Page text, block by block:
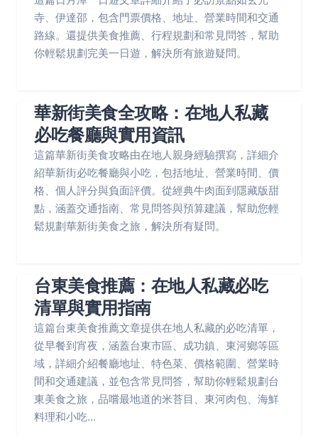
寺、伊達邵，包含門票價格、地址、營業時間和交通
路線。還提供美食推薦、行程規劃和常見問答，幫助
你輕鬆規劃完美一日遊，解決所有旅遊疑問。
華新街美食全攻略：在地人私藏
必吃餐廳與實用資訊
這篇華新街美食攻略由在地人親身經驗撰寫，詳細介
紹華新街必吃餐廳與小吃，包括地址、營業時間、價
格、個人評分與負面評價。從經典牛肉面到隱藏版甜
點，涵蓋交通指南、常見問答與預算建議，幫助您輕
鬆規劃華新街美食之旅，解決所有疑問。
台東美食推薦：在地人私藏必吃
清單與實用指南
這篇台東美食推薦文章提供在地人私藏的必吃清單，
從早餐到宵夜，涵蓋台東市區、成功鎮、東河鄉等區
域，詳細介紹餐廳地址、特色菜、價格範圍、營業時
間和交通建議，並包含常見問答，幫助你輕鬆規劃台
東美食之旅，品嚐最地道的米苔目、東河肉包、海鮮
料理和小吃...